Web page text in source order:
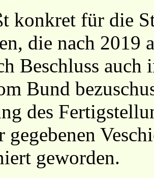
konkret für die
die nach 2019
Beschluss auch
Bund
des
gegebenen
geworden.